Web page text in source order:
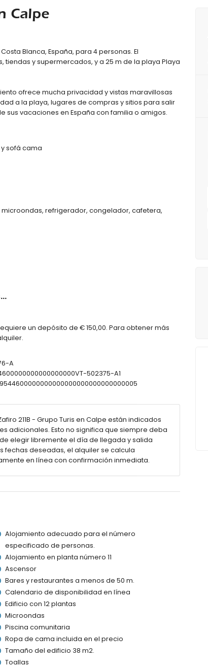
Calpe
Blanca, España, para 4 personas. El
y supermercados, y a 25 m de la playa Playa
ofrece mucha privacidad y vistas maravillosas
a la playa, lugares de compras y sitios para salir
vacaciones en España con familia o amigos.
sofá cama
refrigerador, congelador, cafetera,
metros del apartamento)
del apartamento
un depósito de € 150,00. Para obtener más
A
502375-A1
211B - Grupo Turis en Calpe están indicados
adicionales. Esto no significa que siempre deba
elegir libremente el día de llegada y salida
fechas deseadas, el alquiler se calcula
en línea con confirmación inmediata.
Alojamiento adecuado para el número
especificado de personas.
Alojamiento en planta número 11
Ascensor
Bares y restaurantes a menos de 50 m.
Calendario de disponibilidad en línea
Edificio con 12 plantas
Microondas
Piscina comunitaria
Ropa de cama incluida en el precio
Tamaño del edificio 38 m2.
Toallas